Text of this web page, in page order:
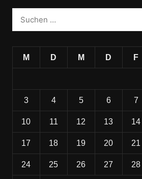
M D M D F
3 4 5 6 7
10 11 12 13 14
17 18 19 20 21
24 25 26 27 28